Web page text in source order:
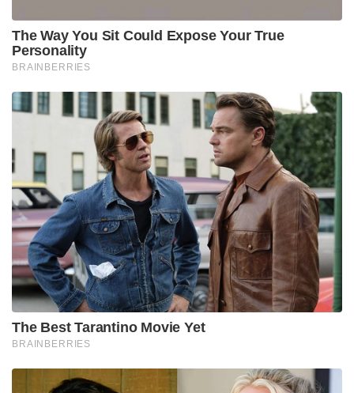
The Way You Sit Could Expose Your True
Personality
BRAINBERRIES
The Best Tarantino Movie Yet
BRAINBERRIES